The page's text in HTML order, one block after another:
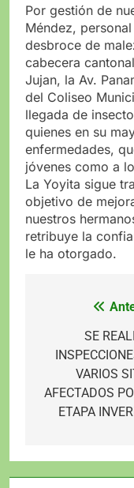
Por gestión de
Méndez,
desbroce de
cabecera
Jujan, la Av.
del Coliseo
llegada de
quienes en su
enfermedades,
jóvenes como a
La Yoyita sigue
objetivo de
nuestros
retribuye la
le ha otorgado.
entradas
SE
VARIOS
AFECTADOS
ETAPA